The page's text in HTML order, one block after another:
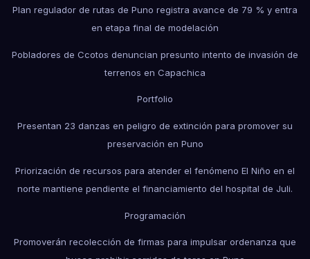
Plan regulador de rutas de Puno registra avance de 79 % y entra
en etapa final de modelación
Pobladores de Ccotos denuncian presunto intento de invasión de
terrenos en Capachica
Portfolio
Presentan 23 danzas en peligro de extinción para promover su
preservación en Puno
Priorización de recursos para atender el fenómeno El Niño en el
norte mantiene pendiente el financiamiento del hospital de Juli.
Programación
Promoverán recolección de firmas para impulsar ordenanza que